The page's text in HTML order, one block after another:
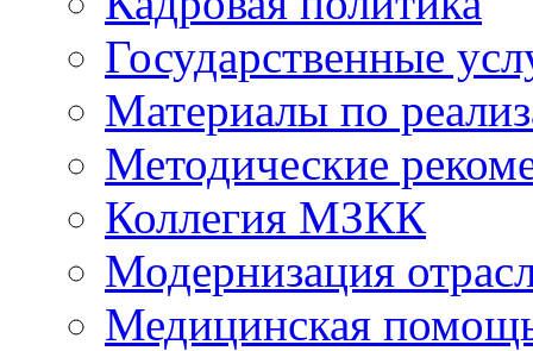
Государственные
Материалы по
Методические
Коллегия МЗКК
Модернизация
Медицинская